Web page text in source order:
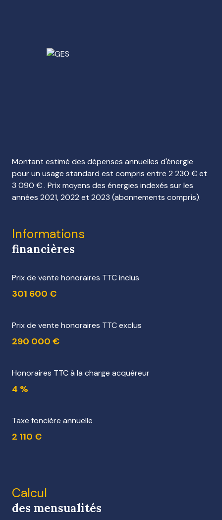
Montant estimé des dépenses annuelles d'énergie
pour un usage standard est compris entre 2 230 € et
3 090 € . Prix moyens des énergies indexés sur les
années 2021, 2022 et 2023 (abonnements compris).
Informations
financières
Prix de vente honoraires TTC inclus
301 600 €
Prix de vente honoraires TTC exclus
290 000 €
Honoraires TTC à la charge acquéreur
4 %
Taxe foncière annuelle
2 110 €
Calcul
des mensualités